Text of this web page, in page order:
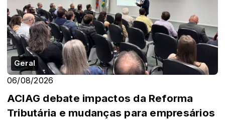
Geral
06/08/2026
ACIAG debate impactos da Reforma
Tributária e mudanças para empresários